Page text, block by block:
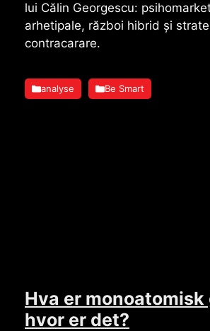
lui Călin Georgescu:
arhetipale, război hibrid și
contracarare.
analyse Be Smart
Hva er monoatomisk
hvor er det?